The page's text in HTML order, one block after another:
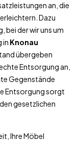
an, die
Dazu
bei der wir uns um
in Knonau
übergeben
Entsorgung an,
Gegenstände
Entsorgung sorgt
gesetzlichen
Ihre Möbel